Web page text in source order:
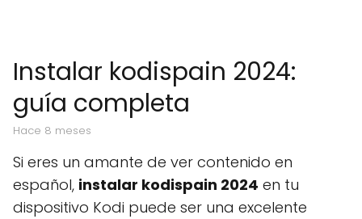
Instalar kodispain 2024:
guía completa
hace 8 meses
Si eres un amante de ver contenido en
español, instalar kodispain 2024 en tu
dispositivo Kodi puede ser una excelente